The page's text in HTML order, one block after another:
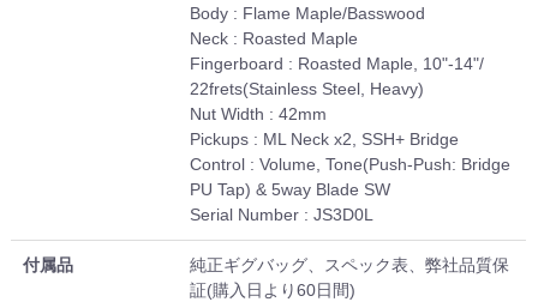
Body : Flame Maple/Basswood
Neck : Roasted Maple
Fingerboard : Roasted Maple, 10"-14"/
22frets(Stainless Steel, Heavy)
Nut Width : 42mm
Pickups : ML Neck x2, SSH+ Bridge
Control : Volume, Tone(Push-Push: Bridge
PU Tap) & 5way Blade SW
Serial Number : JS3D0L
付属品
純正ギグバッグ、スペック表、弊社品質保
証(購入日より60日間)